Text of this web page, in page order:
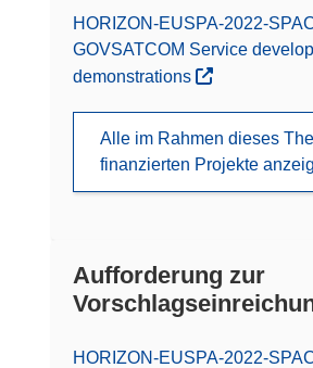
HORIZON-EUSPA-2022-
GOVSATCOM Service
demonstrations
Alle im Rahmen dieses
finanzierten Projekte
Aufforderung zur
(öffnet in neuem Fenster)
HORIZON-EUSPA-2022-